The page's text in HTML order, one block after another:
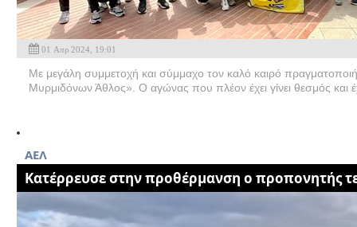
01 Απρ 2024, 19:01
Με μεγάλη συμμετοχή και σύμμαχο τον καλό καιρό
Μυρμιδόνων Άθλος». Ο αγώνας που πλέον έχει γίνει θεσμός και
ΑΕΛ
Κατέρρευσε στην προθέρμανση ο προπονητής